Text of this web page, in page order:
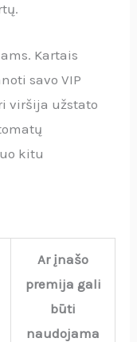
Kartais
savo VIP
viršija užstato
kitu
Ar įnašo
premija gali
būti
naudojama